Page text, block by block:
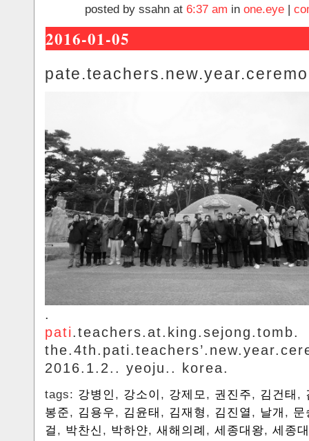
posted by ssahn at 6:37 am in one.eye |
2016-01-05
.
pati.teachers.at.king.sejong.tomb.
2016.1.2.. yeoju.. korea.
tags: 강병인 , 강소이 , 강제모, 권진주, 김건태 ,
봉준, 김용우, 김윤태 , 김재형 , 김진열 , 날개 , 문
걸 , 박찬신 , 박하얀, 새해의례 , 세종대왕, 세종